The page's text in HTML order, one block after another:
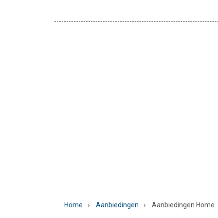
Home › Aanbiedingen › Aanbiedingen Home